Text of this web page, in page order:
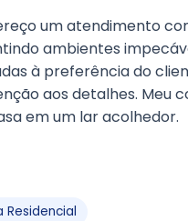
um atendimento
ambientes
à preferência do
aos detalhes. Meu
em um lar acolhedor.
Residencial